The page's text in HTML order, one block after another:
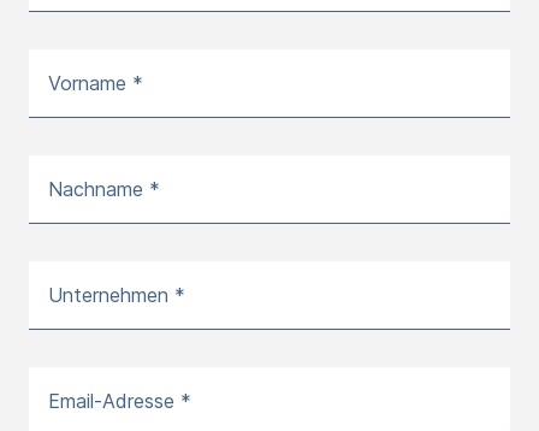
Vorname *
Nachname *
Unternehmen *
Email-Adresse *